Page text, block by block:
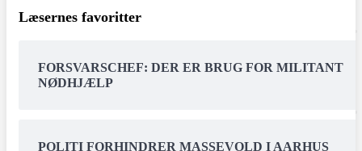
Læsernes favoritter
FORSVARSCHEF: DER ER BRUG FOR MILITANT
NØDHJÆLP
POLITI FORHINDRER MASSEVOLD I AARHUS